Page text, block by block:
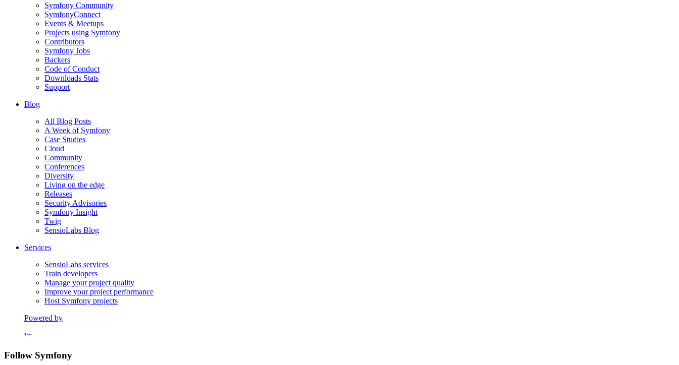
Symfony Community
SymfonyConnect
Events & Meetups
Projects using Symfony
Contributors
Symfony Jobs
Backers
Code of Conduct
Downloads Stats
Support
Blog
All Blog Posts
A Week of Symfony
Case Studies
Cloud
Community
Conferences
Diversity
Living on the edge
Releases
Security Advisories
Symfony Insight
Twig
SensioLabs Blog
Services
SensioLabs services
Train developers
Manage your project quality
Improve your project performance
Host Symfony projects
Powered by
Follow Symfony